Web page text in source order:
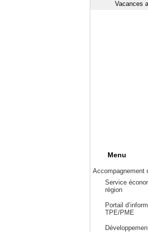
Vacances
Menu
Accompagnement
Service
région
Portail
TPE/PME